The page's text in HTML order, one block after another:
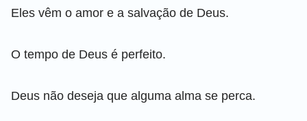
Eles vêm o amor e a salvação de Deus.
O tempo de Deus é perfeito.
Deus não deseja que alguma alma se perca.